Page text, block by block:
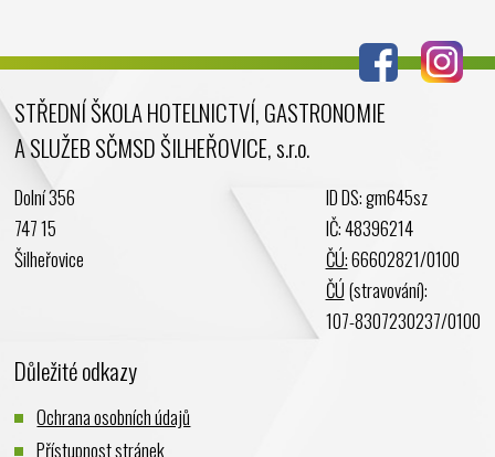
Duben 2024
Březen 2024
Leden 2024
Listopad 2023
Srpen 2023
Červen 2023
STŘEDNÍ ŠKOLA HOTELNICTVÍ, GASTRONOMIE
A SLUŽEB SČMSD ŠILHEŘOVICE, s.r.o.
Dolní 356
747 15
Šilheřovice
ID DS: gm645sz
IČ: 48396214
ČÚ:66602821/0100
ČÚ (stravování):
107-8307230237/0100
Důležité odkazy
Ochrana osobních údajů
Přístupnost stránek